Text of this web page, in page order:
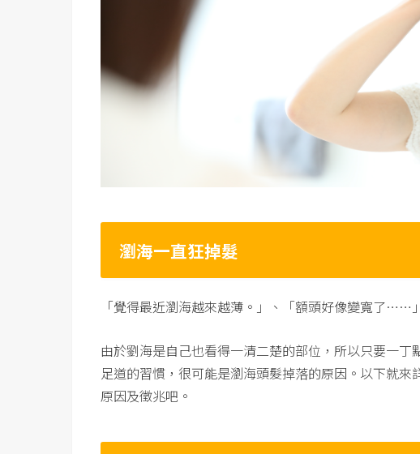
瀏海一直狂掉髮
「覺得最近瀏海越來越薄。」、「額頭好像變寬了……
由於劉海是自己也看得一清二楚的部位，所以只要一
足道的習慣，很可能是瀏海頭髮掉落的原因。以下就
原因及徵兆吧。